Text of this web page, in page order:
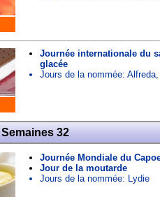
Journée internationale du
glacée
Jours de la nommée: Alfreda
32
Journée Mondiale du
Jour de la moutarde
Jours de la nommée: Lydie